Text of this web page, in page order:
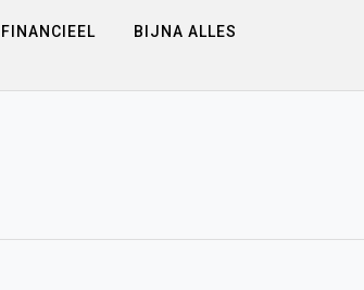
FINANCIEEL BIJNA ALLES